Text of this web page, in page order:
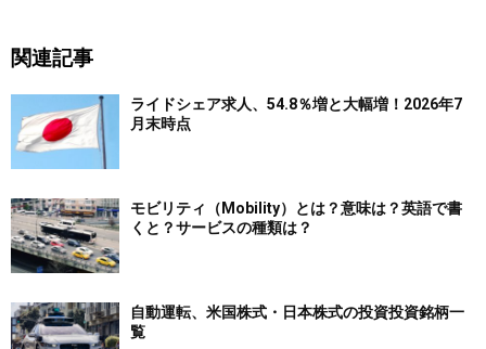
関連記事
ライドシェア求人、54.8％増と大幅増！2026年7
月末時点
モビリティ（Mobility）とは？意味は？英語で書
くと？サービスの種類は？
自動運転、米国株式・日本株式の投資投資銘柄一
覧